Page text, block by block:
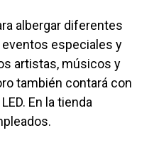
albergar diferentes
especiales y
artistas, músicos y
también contará con
En la tienda